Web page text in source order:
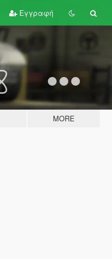
Εγγραφή
MORE